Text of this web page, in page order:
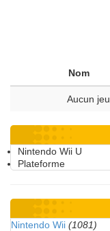
Nom
Aucun
Nintendo Wii U
Plateforme
Nintendo Wii (1081)